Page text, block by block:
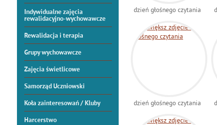
Indywidualne zajęcia
rewalidacyjno-wychowawcze
Rewalidacja i terapia
Grupy wychowawcze
Zajęcia świetlicowe
Samorząd Uczniowski
Koła zainteresowań / Kluby
Harcerstwo
dzień głośnego czytania
dzień głośnego czytania